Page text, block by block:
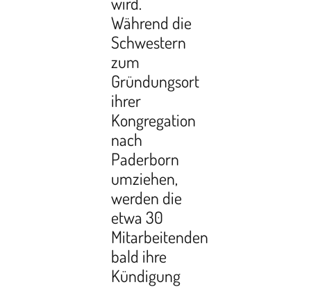
Während die
Schwestern
zum
Gründungsort
ihrer
Kongregation
nach
Paderborn
umziehen,
werden die
etwa 30
Mitarbeitenden
bald ihre
Kündigung